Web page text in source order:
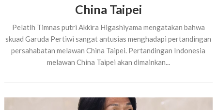
China Taipei
Pelatih Timnas putri Akkira Higashiyama mengatakan bahwa
skuad Garuda Pertiwi sangat antusias menghadapi pertandingan
persahabatan melawan China Taipei. Pertandingan Indonesia
melawan China Taipei akan dimainkan...